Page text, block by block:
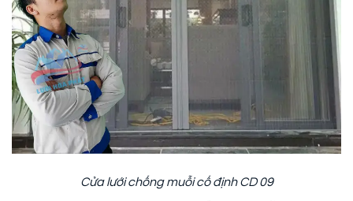
Cửa lưới chống muỗi cố định CD 09